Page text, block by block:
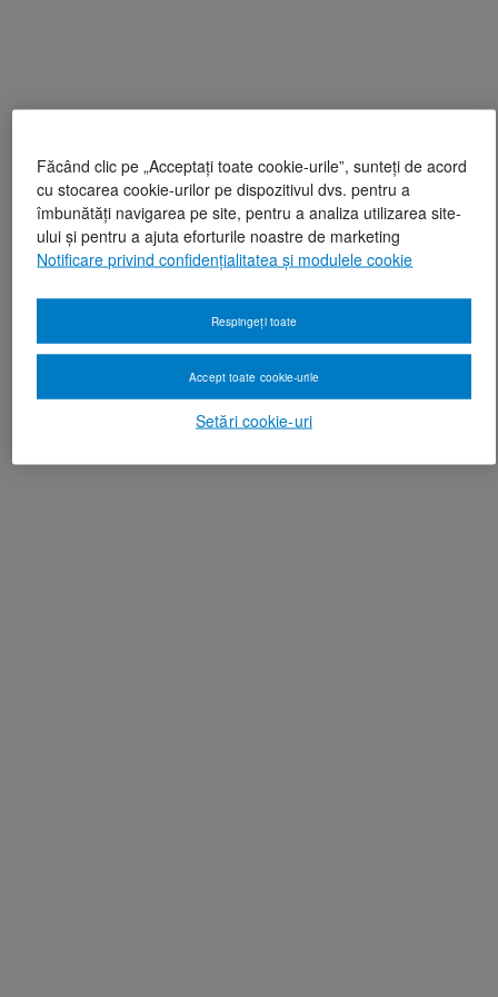
Făcând clic pe „Acceptați toate cookie-urile”, sunteți de acord
cu stocarea cookie-urilor pe dispozitivul dvs. pentru a
îmbunătăți navigarea pe site, pentru a analiza utilizarea site-
ului și pentru a ajuta eforturile noastre de marketing
Notificare privind confidențialitatea și modulele cookie
Setări cookie-uri
Respingeți toate
Accept toate cookie-urile